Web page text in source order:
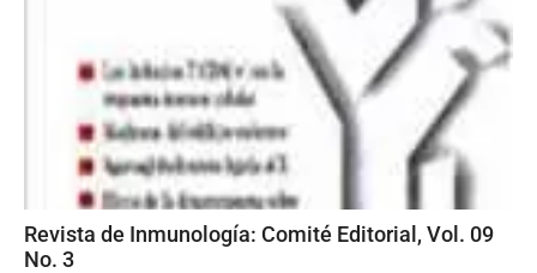
Revista de Inmunología: Comité Editorial, Vol. 09
No. 3